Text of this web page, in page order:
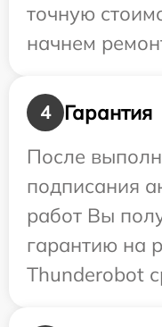
точную
начнем
4
Гарантия
После
подписания
работ Вы
гарантию на
Thunderobot